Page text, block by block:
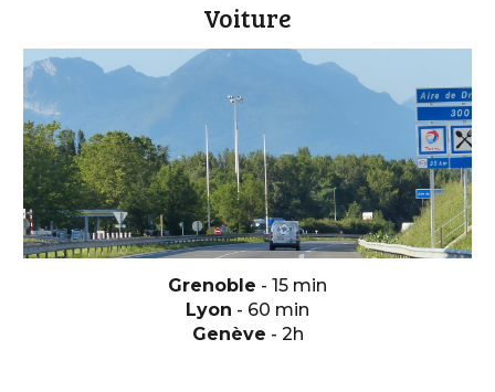
Voiture
Grenoble - 15 min
Lyon - 60 min
Genève - 2h